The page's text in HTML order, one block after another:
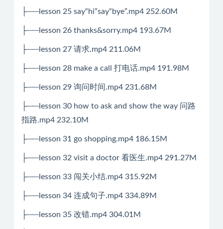
├──lesson 25 say“hi”say“bye”.mp4 252.60M
├──lesson 26 thanks&sorry.mp4 193.67M
├──lesson 27 请求.mp4 211.06M
├──lesson 28 make a call 打电话.mp4 191.98M
├──lesson 29 询问时间.mp4 231.68M
├──lesson 30 how to ask and show the way 问路
指路.mp4 232.10M
├──lesson 31 go shopping.mp4 186.15M
├──lesson 32 visit a doctor 看医生.mp4 291.27M
├──lesson 33 闯关小结.mp4 315.92M
├──lesson 34 连成句子.mp4 334.89M
├──lesson 35 改错.mp4 304.01M